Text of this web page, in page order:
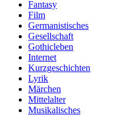
Fantasy
Film
Germanistisches
Gesellschaft
Gothicleben
Internet
Kurzgeschichten
Lyrik
Märchen
Mittelalter
Musikalisches